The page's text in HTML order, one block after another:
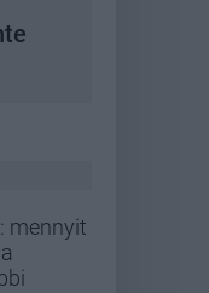
mennyit